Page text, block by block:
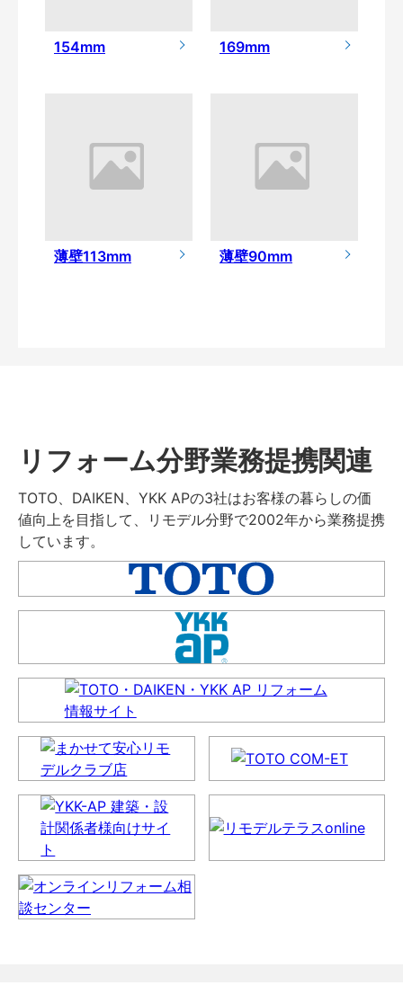
154mm 169mm
薄壁113mm 薄壁90mm
リフォーム分野業務提携関連
TOTO、DAIKEN、YKK APの3社はお客様の暮らしの価
値向上を目指して、リモデル分野で2002年から業務提携
しています。